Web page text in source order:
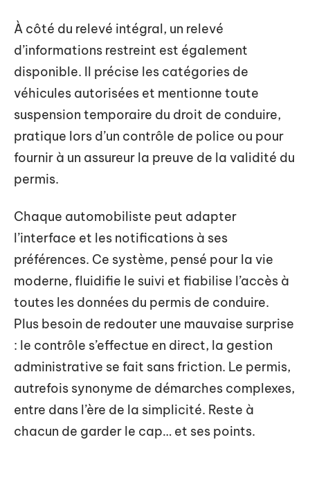
À côté du relevé intégral, un relevé
d’informations restreint est également
disponible. Il précise les catégories de
véhicules autorisées et mentionne toute
suspension temporaire du droit de conduire,
pratique lors d’un contrôle de police ou pour
fournir à un assureur la preuve de la validité du
permis.
Chaque automobiliste peut adapter
l’interface et les notifications à ses
préférences. Ce système, pensé pour la vie
moderne, fluidifie le suivi et fiabilise l’accès à
toutes les données du permis de conduire.
Plus besoin de redouter une mauvaise surprise
: le contrôle s’effectue en direct, la gestion
administrative se fait sans friction. Le permis,
autrefois synonyme de démarches complexes,
entre dans l’ère de la simplicité. Reste à
chacun de garder le cap… et ses points.